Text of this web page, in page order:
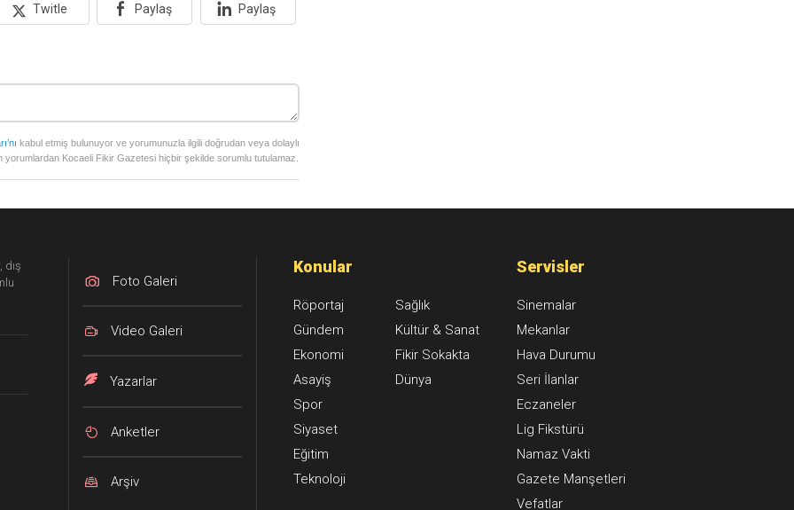
Twitle Paylaş Paylaş
kabul etmiş bulunuyor ve yorumunuzla ilgili doğrudan veya dolaylı
yorumlardan Kocaeli Fikir Gazetesi hiçbir şekilde sorumlu tutulamaz.
dış
Foto Galeri
Video Galeri
Yazarlar
Anketler
Arşiv
Konular
Röportaj
Gündem
Ekonomi
Asayiş
Spor
Siyaset
Eğitim
Teknoloji
Sağlık
Kültür & Sanat
Fikir Sokakta
Dünya
Servisler
Sinemalar
Mekanlar
Hava Durumu
Seri İlanlar
Eczaneler
Lig Fikstürü
Namaz Vakti
Gazete Manşetleri
Vefatlar